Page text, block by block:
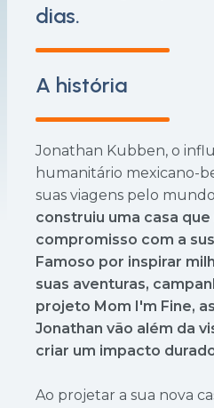
dias.
A história
Jonathan Kubben, o
humanitário mexicano-
suas viagens pelo
construiu uma casa
compromisso com a
Famoso por inspirar
suas aventuras,
projeto Mom I'm Fine,
Jonathan vão além da
criar um impacto
Ao projetar a sua nova